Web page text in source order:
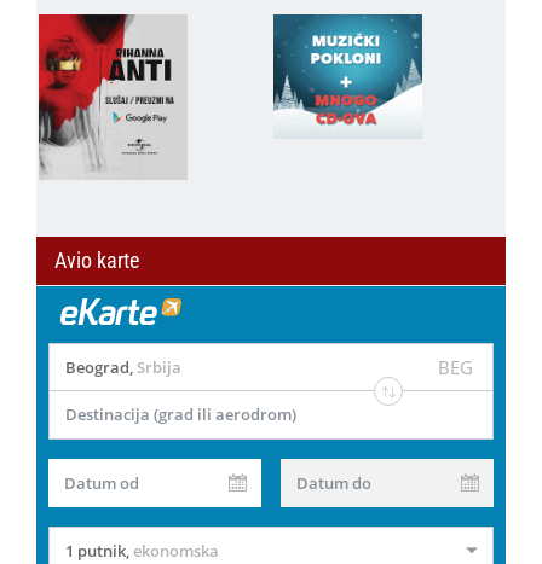
Avio karte
Beograd, Srbija BEG
Destinacija (grad ili aerodrom)
Datum od Datum do
1 putnik,ekonomska